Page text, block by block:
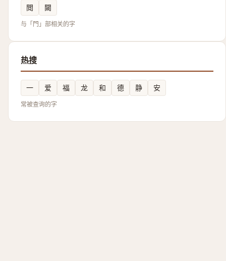
閲
闚
与「門」部相关的字
热搜
一 爱 福 龙 和 德 静 安
常被查询的字